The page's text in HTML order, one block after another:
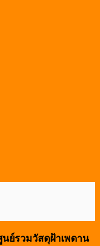
ย์รวมวัสดุฝ้าเพดาน